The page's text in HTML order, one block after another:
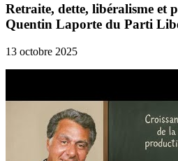
Retraite, dette, libéralisme et
Quentin Laporte du Parti
13 octobre 2025